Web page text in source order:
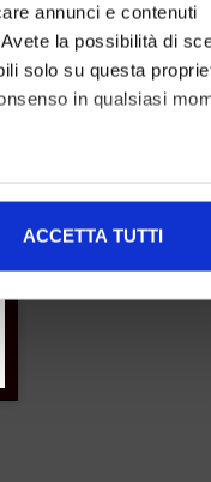
annunci e contenuti
la possibilità di
solo su questa
in qualsiasi
specifiche (impronte
ACCETTA TUTTI